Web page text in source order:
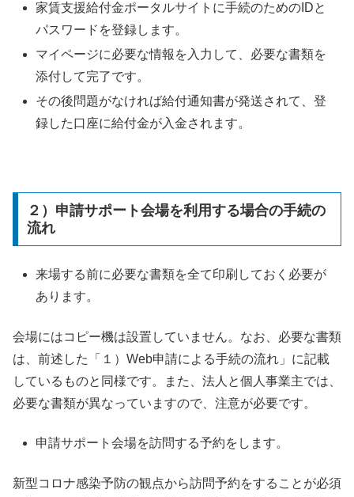
家賃支援給付金ポータルサイトに手続のためのIDと
パスワードを登録します。
マイページに必要な情報を入力して、必要な書類を
添付して完了です。
その後問題がなければ給付通知書が発送されて、登
録した口座に給付金が入金されます。
２）申請サポート会場を利用する場合の手続の
流れ
来場する前に必要な書類を全て印刷しておく必要が
あります。
会場にはコピー機は設置していません。なお、必要な書類
は、前述した「１）Web申請による手続の流れ」に記載
しているものと同様です。また、法人と個人事業主では、
必要な書類が異なっていますので、注意が必要です。
申請サポート会場を訪問する予約をします。
新型コロナ感染予防の観点から訪問予約をすることが必須